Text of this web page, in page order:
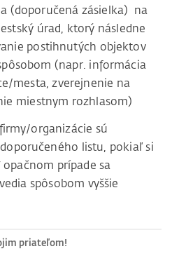
(doporučená zásielka) na
úrad, ktorý následne
postihnutých objektov
(napr. informácia
mesta, zverejnenie na
miestnym rozhlasom)
organizácie sú
listu, pokiaľ si
prípade sa
spôsobom vyššie
priateľom!